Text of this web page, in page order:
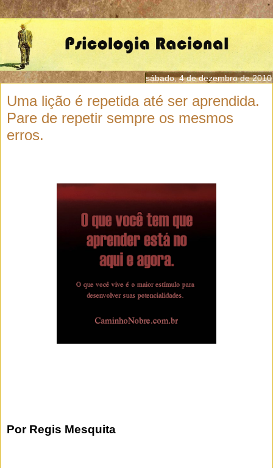
sábado, 4 de dezembro de 2010
Uma lição é repetida até ser aprendida.
Pare de repetir sempre os mesmos
erros.
Por Regis Mesquita